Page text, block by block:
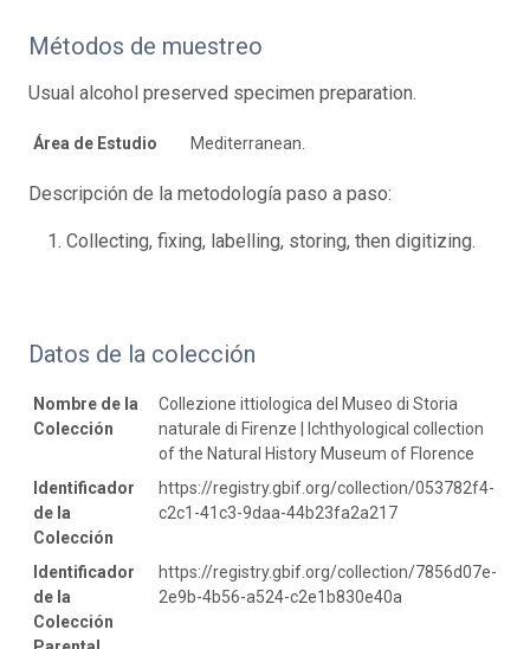
Métodos de muestreo
Usual alcohol preserved specimen preparation.
Área de Estudio Mediterranean.
Descripción de la metodología paso a paso:
Collecting, fixing, labelling, storing, then digitizing.
Datos de la colección
Nombre de la
Colección
Collezione ittiologica del Museo di Storia
naturale di Firenze | Ichthyological collection
of the Natural History Museum of Florence
Identificador
de la
Colección
https://registry.gbif.org/collection/053782f4-
c2c1-41c3-9daa-44b23fa2a217
Identificador
de la
Colección
https://registry.gbif.org/collection/7856d07e-
2e9b-4b56-a524-c2e1b830e40a